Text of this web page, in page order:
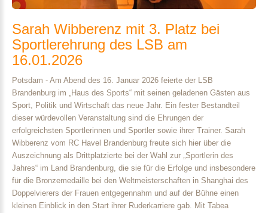
Sarah Wibberenz mit 3. Platz bei
Sportlerehrung des LSB am
16.01.2026
Potsdam - Am Abend des 16. Januar 2026 feierte der LSB
Brandenburg im „Haus des Sports“ mit seinen geladenen Gästen aus
Sport, Politik und Wirtschaft das neue Jahr. Ein fester Bestandteil
dieser würdevollen Veranstaltung sind die Ehrungen der
erfolgreichsten Sportlerinnen und Sportler sowie ihrer Trainer. Sarah
Wibberenz vom RC Havel Brandenburg freute sich hier über die
Auszeichnung als Drittplatzierte bei der Wahl zur „Sportlerin des
Jahres“ im Land Brandenburg, die sie für die Erfolge und insbesondere
für die Bronzemedaille bei den Weltmeisterschaften in Shanghai des
Doppelvierers der Frauen entgegennahm und auf der Bühne einen
kleinen Einblick in den Start ihrer Ruderkarriere gab. Mit Tabea